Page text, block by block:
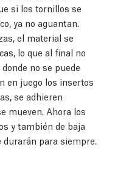
si los tornillos se
ya no aguantan.
el material se
lo que al final no
no se puede
en juego los insertos
se adhieren
mueven. Ahora los
y también de baja
durarán para siempre.